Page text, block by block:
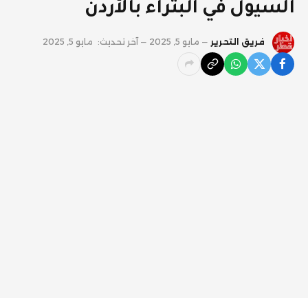
السيول في البتراء بالأردن
فريق التحرير مايو 5, 2025 آخر تحديث: مايو 5, 2025